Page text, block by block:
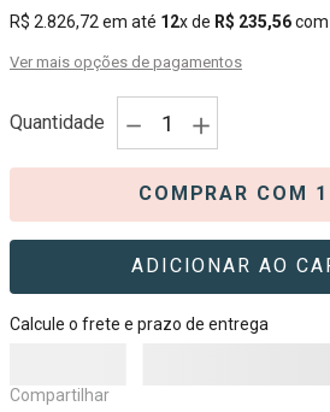
R$ 2 826,72 em até 12x de R$ 235,56com
Ver mais opções de pagamentos
Quantidade ＋
－
COMPRAR COM
ADICIONAR AO
Calcule o frete e prazo de entrega
Compartilhar